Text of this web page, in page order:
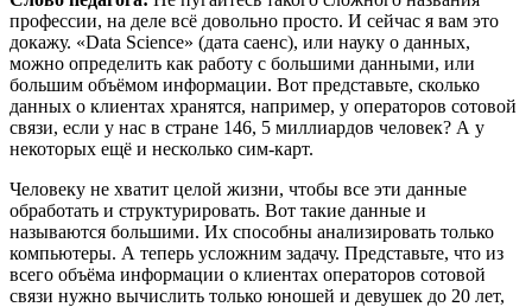
профессии, на деле всё довольно просто. И сейчас я вам это
докажу. «Data Science» (дата саенс), или науку о данных,
можно определить как работу с большими данными, или
большим объёмом информации. Вот представьте, сколько
данных о клиентах хранятся, например, у операторов сотовой
связи, если у нас в стране 146, 5 миллиардов человек? А у
некоторых ещё и несколько сим-карт.
Человеку не хватит целой жизни, чтобы все эти данные
обработать и структурировать. Вот такие данные и
называются большими. Их способны анализировать только
компьютеры. А теперь усложним задачу. Представьте, что из
всего объёма информации о клиентах операторов сотовой
связи нужно вычислить только юношей и девушек до 20 лет,